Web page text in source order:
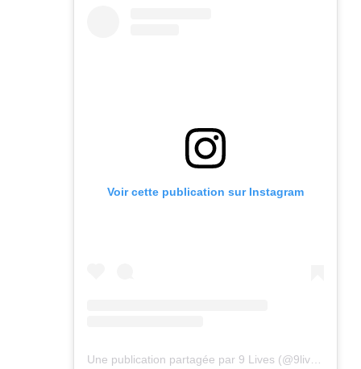
Voir cette publication sur Instagram